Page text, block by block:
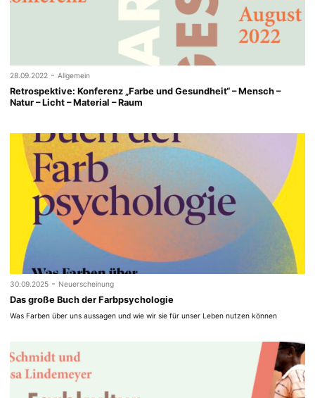
28.09.2022 - Allgemein
Retrospektive: Konferenz „Farbe und Gesundheit“ – Mensch –
Natur – Licht – Material – Raum
30.09.2025 - Neuerscheinung
Das große Buch der Farbpsychologie
Was Farben über uns aussagen und wie wir sie für unser Leben nutzen können